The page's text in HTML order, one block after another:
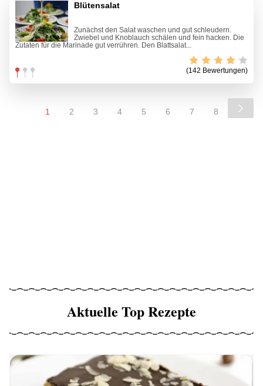
Blütensalat
Zunächst den Salat waschen und gut schleudern.
Zwiebel und Knoblauch schälen und fein hacken. Die
Zutaten für die Marinade gut verrühren. Den Blattsalat...
(142 Bewertungen)
1 2 3 4 5 6 7 8
Aktuelle Top Rezepte